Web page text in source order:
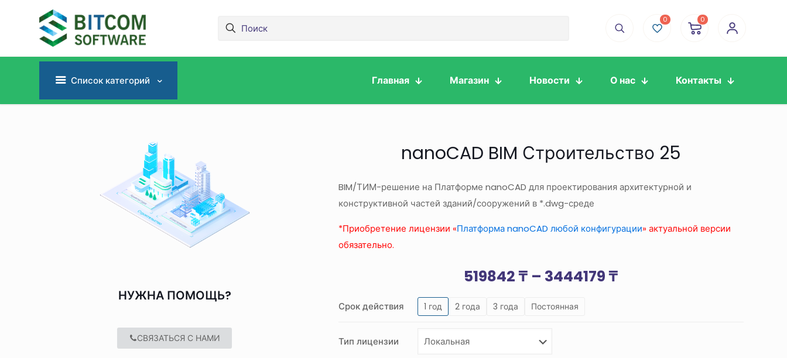
0 0
Список категорий Главная Магазин Новости О нас Контакты
НУЖНА ПОМОЩЬ?
СВЯЗАТЬСЯ С НАМИ
nanoCAD BIM Строительство 25
BIM/ТИМ-решение на Платформе nanoCAD для проектирования архитектурной и
конструктивной частей зданий/сооружений в *.dwg-среде
*Приобретение лицензии «Платформа nanoCAD любой конфигурации» актуальной версии
обязательно.
519842 ₸ – 3444179 ₸
Срок действия 1 год 2 года 3 года Постоянная
Тип лицензии